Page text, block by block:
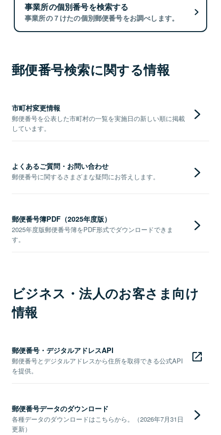
事業所の個別番号を検索する
事業所の７けたの個別郵便番号をお調べします。
郵便番号検索に関する情報
市町村変更情報
郵便番号を公表した市町村の一覧を実施日の新しい順に掲載
しています。
よくあるご質問・お問い合わせ
郵便番号に関するさまざまな疑問にお答えします。
郵便番号簿PDF（2025年度版）
2025年度版郵便番号簿をPDF形式でダウンロードできま
す。
ビジネス・法人のお客さま向け
情報
郵便番号・デジタルアドレスAPI
郵便番号とデジタルアドレスから住所を取得できる公式API
を提供。
郵便番号データのダウンロード
各種データのダウンロードはこちらから。（2026年7月31日
更新）